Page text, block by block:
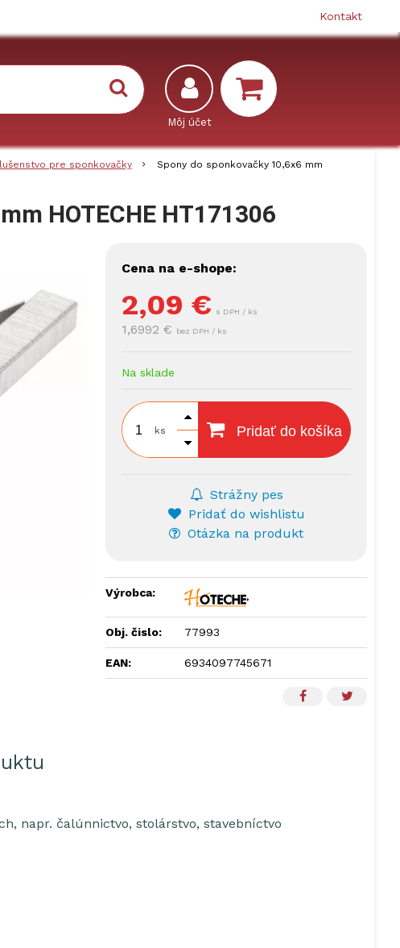
Kontakt
pre sponkovačky
Spony do sponkovačky 10,6x6 mm
HOTECHE HT171306
Cena na e-shope:
2,09 € s DPH / ks
1,6992 € bez DPH / ks
Na sklade
ks Pridať do košíka
Strážny pes
Pridať do wishlistu
Otázka na produkt
Výrobca:
Obj. čislo: 77993
EAN: 6934097745671
napr. čalúnnictvo, stolárstvo, stavebníctvo